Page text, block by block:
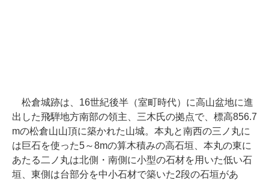
松倉城跡は、16世紀後半（室町時代）に高山盆地に進
出した飛騨地方南部の領主、三木氏の拠点で、標高856.7
mの松倉山山頂に築かれた山城。本丸と南西の三ノ丸に
は巨石を使った5～8mの算木積みの高石垣、本丸の東に
あたる二ノ丸は北側・南側に小型の石材を用いた低い石
垣、東側は台部分を中小石材で築いた2段の石垣があ